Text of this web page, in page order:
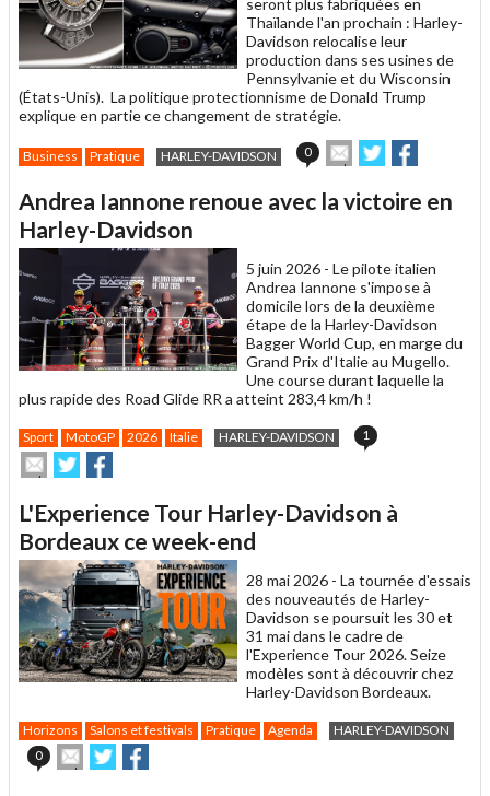
seront plus fabriquées en
Thaïlande l'an prochain : Harley-
Davidson relocalise leur
production dans ses usines de
Pennsylvanie et du Wisconsin
(États-Unis). La politique protectionnisme de Donald Trump
explique en partie ce changement de stratégie.
Business Pratique HARLEY-DAVIDSON 0
Envoyer
cet
à
Partager
sur sur
Andrea Iannone renoue avec la victoire en
Harley-Davidson
5 juin 2026 - Le pilote italien
Andrea Iannone s'impose à
domicile lors de la deuxième
étape de la Harley-Davidson
Bagger World Cup, en marge du
Grand Prix d'Italie au Mugello.
Une course durant laquelle la
plus rapide des Road Glide RR a atteint 283,4 km/h !
Sport MotoGP 2026 Italie HARLEY-DAVIDSON 1
Envoyer
cet
à
un
ami
Partager
sur
sur
L'Experience Tour Harley-Davidson à
Bordeaux ce week-end
28 mai 2026 - La tournée d'essais
des nouveautés de Harley-
Davidson se poursuit les 30 et
31 mai dans le cadre de
l'Experience Tour 2026. Seize
modèles sont à découvrir chez
Harley-Davidson Bordeaux.
Horizons Salons et festivals Pratique Agenda
HARLEY-DAVIDSON
0
Envoyer
cet
Partager
sur sur